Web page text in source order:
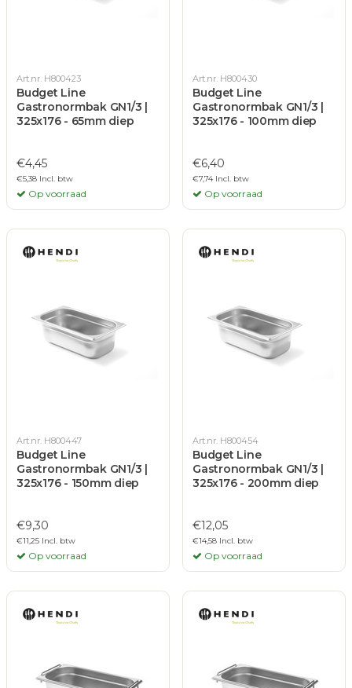
Art.nr. H800423
Budget Line
Gastronormbak GN1/3 |
325x176 - 65mm diep
€4,45
€5,38 Incl. btw
Op voorraad
Art.nr. H800430
Budget Line
Gastronormbak GN1/3 |
325x176 - 100mm diep
€6,40
€7,74 Incl. btw
Op voorraad
Art.nr. H800447
Budget Line
Gastronormbak GN1/3 |
325x176 - 150mm diep
€9,30
€11,25 Incl. btw
Op voorraad
Art.nr. H800454
Budget Line
Gastronormbak GN1/3 |
325x176 - 200mm diep
€12,05
€14,58 Incl. btw
Op voorraad